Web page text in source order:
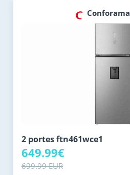
Conforama
2 portes ftn461wce1
649.99€
699.99 EUR